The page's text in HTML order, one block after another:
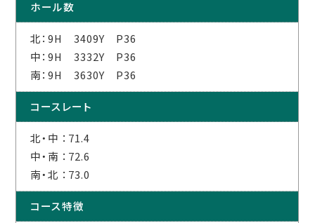
ホール数
北：9H 3409Y P36
中：9H 3332Y P36
南：9H 3630Y P36
コースレート
北・中 ：71.4
中・南 ：72.6
南・北 ：73.0
コース特徴